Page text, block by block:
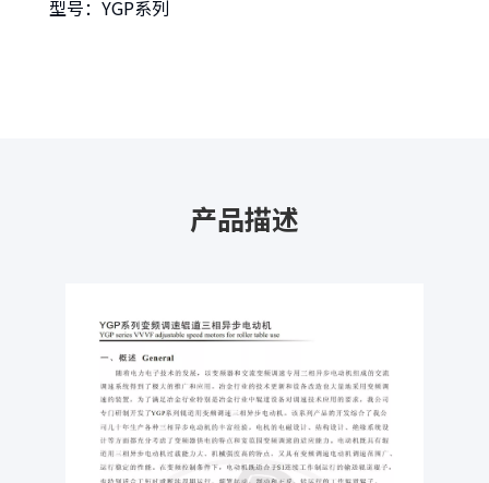
型号： YGP系列
产品描述